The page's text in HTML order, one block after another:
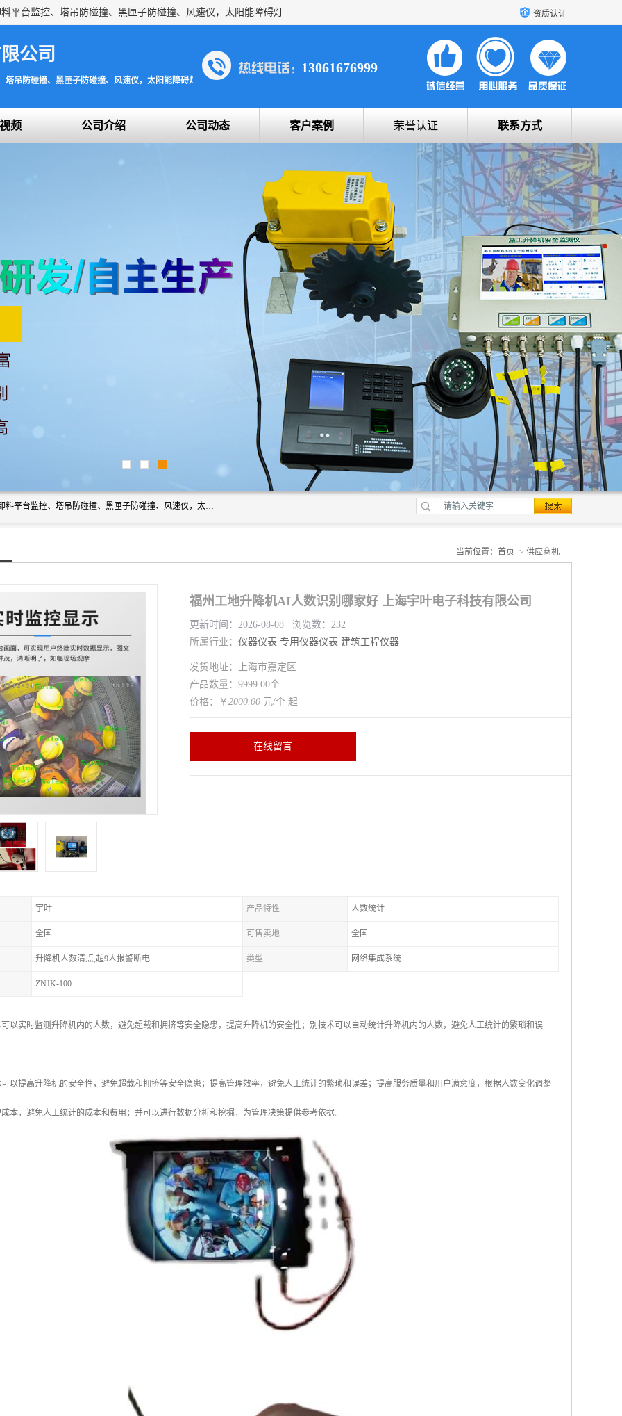
上海宇叶电子科技有限公司是吊钩视频监控、升降机监控、卸料平台监控、塔吊防碰撞、黑匣子防碰撞、风速仪，太阳能障碍灯安全提示灯等一系列升降机的常用配件产品专业研发生产加工的公司，拥有完整、科学的质量管理体系。 资质认证
公司
吊防碰撞、黑匣子防碰撞、风速仪，太阳能障碍灯安全提示灯
13061676999
频 公司介绍 公司动态 客户案例 荣誉认证 联系方式
上海宇叶电子科技有限公司是吊钩视频监控、升降机监控、卸料平台监控、塔吊防碰撞、黑匣子防碰撞、风速仪，太阳能障碍灯安全提示灯等一系列升降机的常用配件产品专业研发生产加工的公司，拥有完整、科学的质量管理体系。
当前位置： 首页 -> 供应商机
福州工地升降机AI人数识别哪家好 上海宇叶电子科技有限公司
更新时间：2026-08-08 浏览数：232
所属行业： 仪器仪表 专用仪器仪表 建筑工程仪器
发货地址：上海市嘉定区
产品数量：9999.00个
价格：￥ 2000.00 元/个 起
在线留言
宇叶 产品特性 人数统计
全国 可售卖地 全国
升降机人数清点,超9人报警断电 类型 网络集成系统
ZNJK-100
以实时监测升降机内的人数，避免超载和拥挤等安全隐患，提高升降机的安全性；别技术可以自动统计升降机内的人数，避免人工统计的繁琐和误
以提高升降机的安全性，避免超载和拥挤等安全隐患；提高管理效率，避免人工统计的繁琐和误差；提高服务质量和用户满意度，根据人数变化调整
本，避免人工统计的成本和费用；并可以进行数据分析和挖掘，为管理决策提供参考依据。